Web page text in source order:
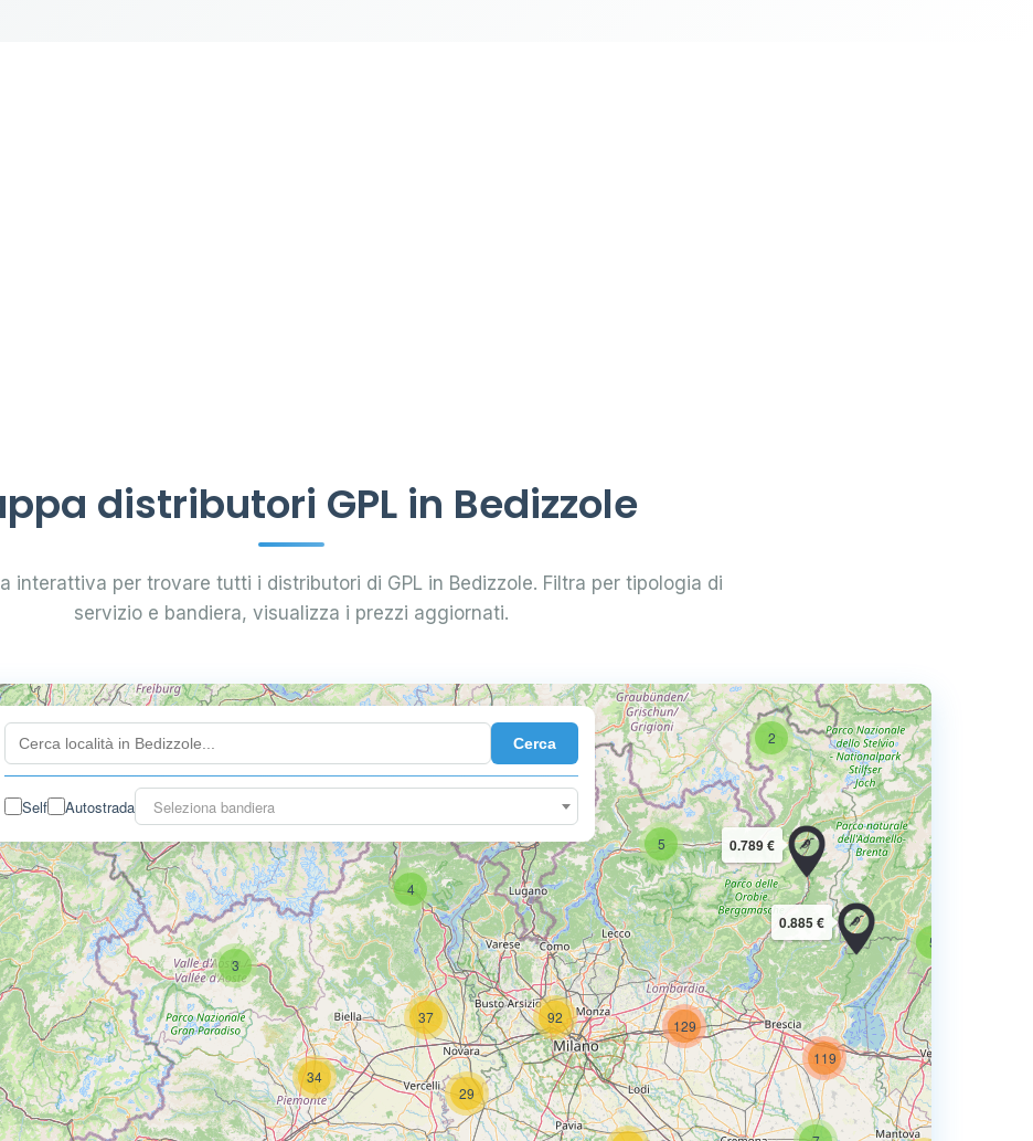
distributori GPL in Bedizzole
interattiva per trovare tutti i distributori di GPL in Bedizzole. Filtra per tipologia di
servizio e bandiera, visualizza i prezzi aggiornati.
Cerca
Self Autostrada Seleziona bandiera
34
3
37
2
29
5
4
5
92
129
119
0.885 €
0.789 €